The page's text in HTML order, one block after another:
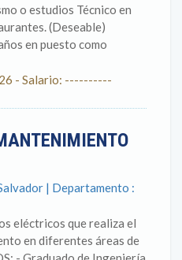
o estudios Técnico en
(Deseable)
en puesto como
- Salario: ----------
| Departamento :
eléctricos que realiza el
en diferentes áreas de